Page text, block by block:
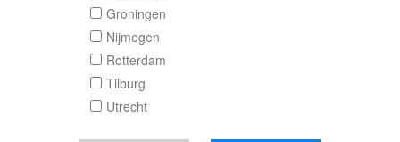
Verstuur je bericht
Door een bericht te sturen kom je in contact met de
aanbieder of makelaar van de woning.
Groningen
Nijmegen
Rotterdam
Tilburg
Utrecht